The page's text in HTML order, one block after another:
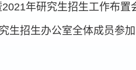
年研究生招生工作布置
生招生办公室全体成员参